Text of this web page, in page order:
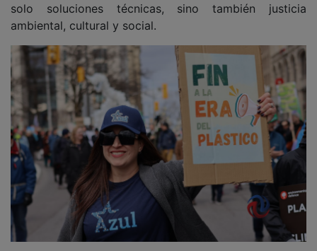
solo soluciones técnicas, sino también justicia
ambiental, cultural y social.